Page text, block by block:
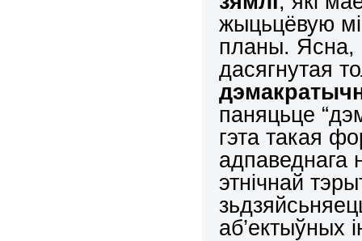
жыцьцёвую
планы. Ясна,
дасягнутая
паняцьце
гэта такая
адпаведнага
этнічнай
аб’ектыўных